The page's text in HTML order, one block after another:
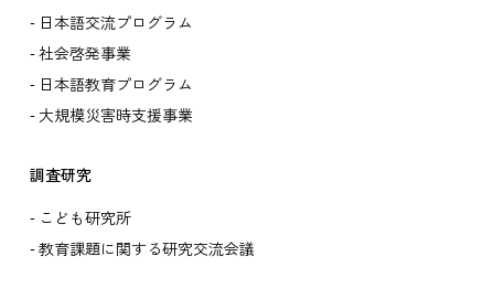
日本語交流プログラム
社会啓発事業
日本語教育プログラム
大規模災害時支援事業
調査研究
こども研究所
教育課題に関する研究交流会議